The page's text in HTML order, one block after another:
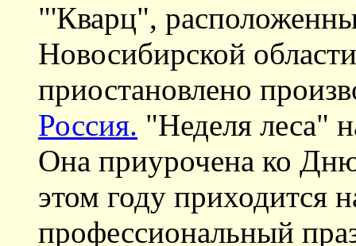
"'Кварц",
Новосибирской
приостановлено
Россия. "Неделя леса"
Она приурочена ко
этом году приходится
профессиональный